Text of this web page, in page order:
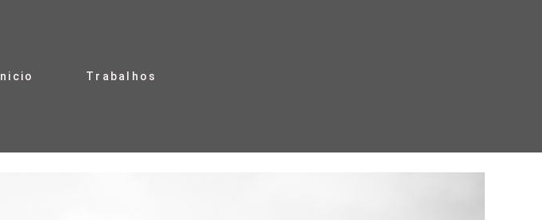
Inicio Trabalhos